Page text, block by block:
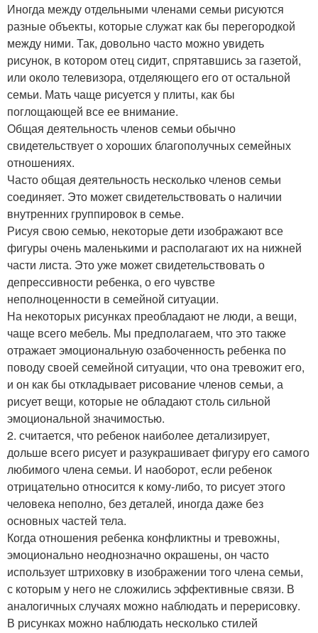
Иногда между отдельными членами семьи рисуются
разные объекты, которые служат как бы перегородкой
между ними. Так, довольно часто можно увидеть
рисунок, в котором отец сидит, спрятавшись за газетой,
или около телевизора, отделяющего его от остальной
семьи. Мать чаще рисуется у плиты, как бы
поглощающей все ее внимание.
Общая деятельность членов семьи обычно
свидетельствует о хороших благополучных семейных
отношениях.
Часто общая деятельность несколько членов семьи
соединяет. Это может свидетельствовать о наличии
внутренних группировок в семье.
Рисуя свою семью, некоторые дети изображают все
фигуры очень маленькими и располагают их на нижней
части листа. Это уже может свидетельствовать о
депрессивности ребенка, о его чувстве
неполноценности в семейной ситуации.
На некоторых рисунках преобладают не люди, а вещи,
чаще всего мебель. Мы предполагаем, что это также
отражает эмоциональную озабоченность ребенка по
поводу своей семейной ситуации, что она тревожит его,
и он как бы откладывает рисование членов семьи, а
рисует вещи, которые не обладают столь сильной
эмоциональной значимостью.
2. считается, что ребенок наиболее детализирует,
дольше всего рисует и разукрашивает фигуру его самого
любимого члена семьи. И наоборот, если ребенок
отрицательно относится к кому-либо, то рисует этого
человека неполно, без деталей, иногда даже без
основных частей тела.
Когда отношения ребенка конфликтны и тревожны,
эмоционально неоднозначно окрашены, он часто
использует штриховку в изображении того члена семьи,
с которым у него не сложились эффективные связи. В
аналогичных случаях можно наблюдать и перерисовку.
В рисунках можно наблюдать несколько стилей